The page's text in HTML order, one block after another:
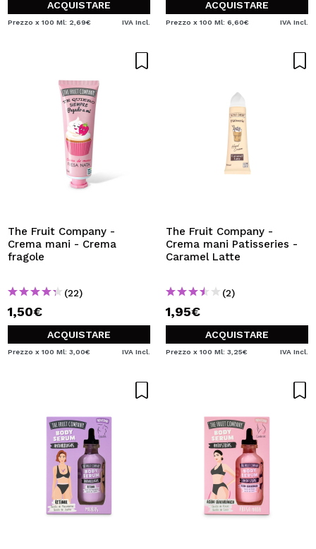
ACQUISTARE
Prezzo x 100 Ml: 2,69€ IVA Incl.
ACQUISTARE
Prezzo x 100 Ml: 6,60€ IVA Incl.
The Fruit Company -
Crema mani - Crema
fragole
(22)
1,50€
ACQUISTARE
Prezzo x 100 Ml: 3,00€ IVA Incl.
The Fruit Company -
Crema mani Patisseries -
Caramel Latte
(2)
1,95€
ACQUISTARE
Prezzo x 100 Ml: 3,25€ IVA Incl.